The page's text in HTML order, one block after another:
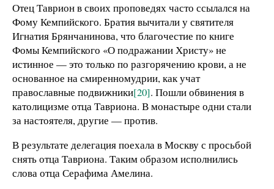
Отец Таврион в своих проповедях часто ссылался на
Фому Кемпийского. Братия вычитали у святителя
Игнатия Брянчанинова, что благочестие по книге
Фомы Кемпийского «О подражании Христу» не
истинное — это только по разгорячению крови, а не
основанное на смиренномудрии, как учат
православные подвижники[20]. Пошли обвинения в
католицизме отца Тавриона. В монастыре одни стали
за настоятеля, другие — против.
В результате делегация поехала в Москву с просьбой
снять отца Тавриона. Таким образом исполнились
слова отца Серафима Амелина.